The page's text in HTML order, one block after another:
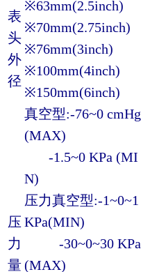
表
头
外
径
※63mm(2.5inch)
※70mm(2.75inch)
※76mm(3inch)
※100mm(4inch)
※150mm(6inch)
压
力
量
真空型:-76~0 cmHg
(MAX)
-1.5~0 KPa (MI
N)
压力真空型:-1~0~1
KPa(MIN)
-30~0~30 KPa
(MAX)